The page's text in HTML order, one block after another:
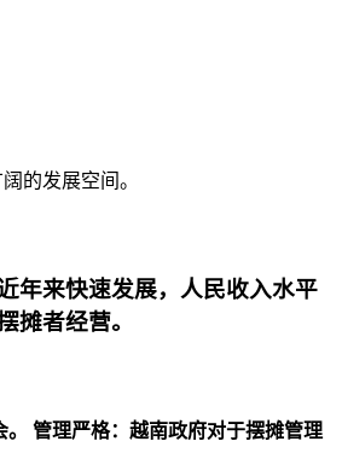
的发展空间。
年来快速发展，人民收入水平
摊者经营。
管理严格：越南政府对于摆摊管理